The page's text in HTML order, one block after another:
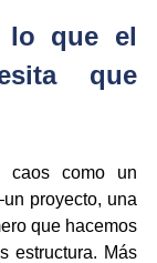
lo que el
que
caos como un
proyecto, una
que hacemos
estructura. Más